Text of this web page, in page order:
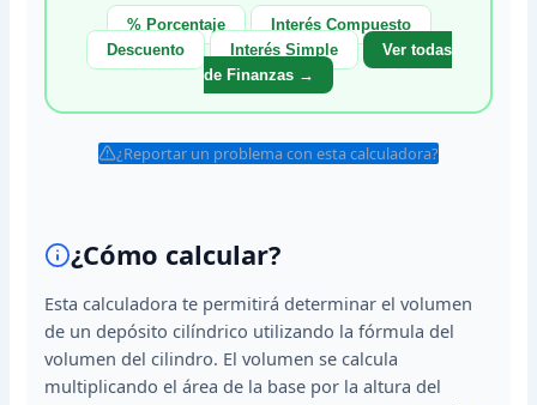
% Porcentaje
Interés Compuesto
Descuento
Interés Simple
Ver todas
de Finanzas →
¿Reportar un problema con esta calculadora?
¿Cómo calcular?
Esta calculadora te permitirá determinar el volumen
de un depósito cilíndrico utilizando la fórmula del
volumen del cilindro. El volumen se calcula
multiplicando el área de la base por la altura del